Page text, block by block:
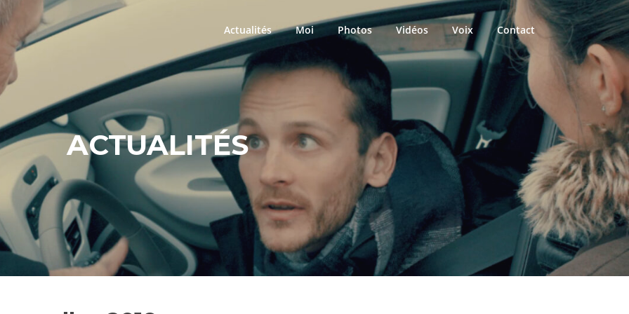
Actualités Moi Photos Vidéos Voix Contact
ACTUALITÉS